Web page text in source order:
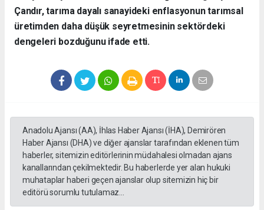
Çandır, tarıma dayalı sanayideki enflasyonun tarımsal
üretimden daha düşük seyretmesinin sektördeki
dengeleri bozduğunu ifade etti.
Anadolu Ajansı (AA), İhlas Haber Ajansı (İHA), Demirören
Haber Ajansı (DHA) ve diğer ajanslar tarafından eklenen tüm
haberler, sitemizin editörlerinin müdahalesi olmadan ajans
kanallarından çekilmektedir. Bu haberlerde yer alan hukuki
muhataplar haberi geçen ajanslar olup sitemizin hiç bir
editörü sorumlu tutulamaz...